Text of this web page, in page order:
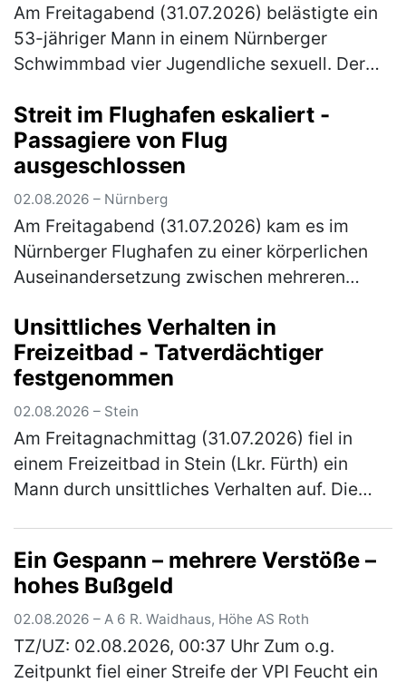
Am Freitagabend (31.07.2026) belästigte ein
53-jähriger Mann in einem Nürnberger
Schwimmbad vier Jugendliche sexuell. Der
Haftbefehl gegen den Tatverdächtigen. Di…
(mehr)
Streit im Flughafen eskaliert -
Passagiere von Flug
ausgeschlossen
02.08.2026 – Nürnberg
Am Freitagabend (31.07.2026) kam es im
Nürnberger Flughafen zu einer körperlichen
Auseinandersetzung zwischen mehreren
anstehenden Flug ausgeschlossen. Gegen 2…
(mehr)
Unsittliches Verhalten in
Freizeitbad - Tatverdächtiger
festgenommen
02.08.2026 – Stein
Am Freitagnachmittag (31.07.2026) fiel in
einem Freizeitbad in Stein (Lkr. Fürth) ein
Mann durch unsittliches Verhalten auf. Die
Ein Gespann – mehrere Verstöße –
hohes Bußgeld
02.08.2026 – A 6 R. Waidhaus, Höhe AS Roth
TZ/UZ: 02.08.2026, 00:37 Uhr Zum o.g.
Zeitpunkt fiel einer Streife der VPI Feucht ein